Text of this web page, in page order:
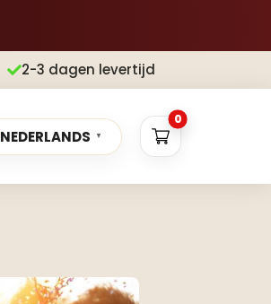
2-3 dagen levertijd
NEDERLANDS ▼
0